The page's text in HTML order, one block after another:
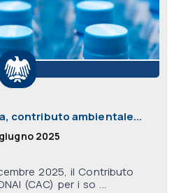
contributo ambientale...
2025
2025, il Contributo
(CAC) per i so ...